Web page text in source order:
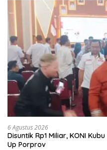
6 Agustus 2026
Disuntik Rp1 Miliar, KONI
Up Porprov